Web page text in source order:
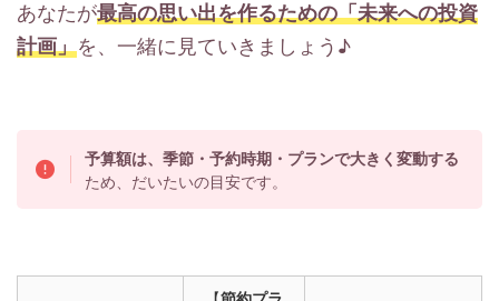
あなたが最高の思い出を作るための「未来への投資
計画」を、一緒に見ていきましょう♪
予算額は、季節・予約時期・プランで大きく変動する
ため、だいたいの目安です。